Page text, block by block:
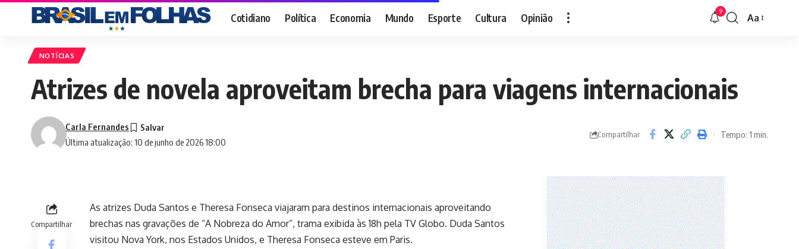
Cotidiano Política Economia Mundo Esporte Cultura Opinião 9
Font
Aa
NOTÍCIAS
Atrizes de novela aproveitam brecha para viagens internacionais
Última atualização: 10 de junho de 2026 18:00
Carla Fernandes
Compartilhar Tempo: 1 min.
Compartilhar
As atrizes Duda Santos e Theresa Fonseca viajaram para destinos internacionais aproveitando
brechas nas gravações de “A Nobreza do Amor”, trama exibida às 18h pela TV Globo. Duda Santos
visitou Nova York, nos Estados Unidos, e Theresa Fonseca esteve em Paris.